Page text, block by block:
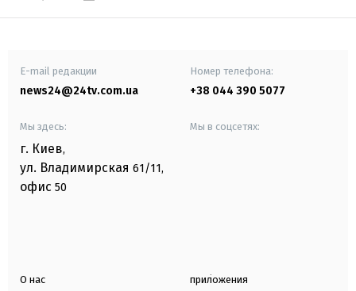
E-mail редакции
news24@24tv.com.ua
Номер телефона:
+38 044 390 5077
Мы здесь:
г. Киев,
ул. Владимирская 61/11,
офис 50
Мы в соцсетях:
О нас приложения